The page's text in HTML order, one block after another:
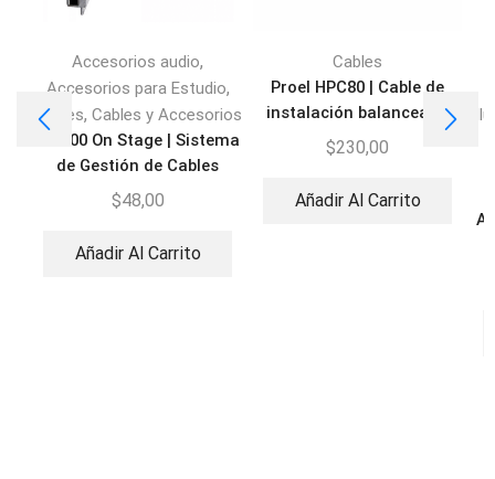
Accesorios audio,
Accesorios para Estudio,
Cables, Cables y Accesorios
CM200 On Stage | Sistema
de Gestión de Cables
$48,00
Añadir Al Carrito
Cables
Proel HPC80 | Cable de
instalación balanceado
$230,00
Añadir Al Carrito